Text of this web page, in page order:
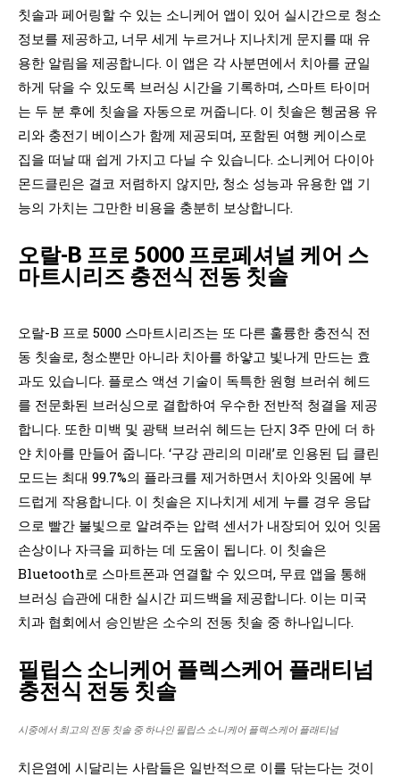
칫솔과 페어링할 수 있는 소니케어 앱이 있어 실시간으로 청소
정보를 제공하고, 너무 세게 누르거나 지나치게 문지를 때 유
용한 알림을 제공합니다. 이 앱은 각 사분면에서 치아를 균일
하게 닦을 수 있도록 브러싱 시간을 기록하며, 스마트 타이머
는 두 분 후에 칫솔을 자동으로 꺼줍니다. 이 칫솔은 헹굼용 유
리와 충전기 베이스가 함께 제공되며, 포함된 여행 케이스로
집을 떠날 때 쉽게 가지고 다닐 수 있습니다. 소니케어 다이아
몬드클린은 결코 저렴하지 않지만, 청소 성능과 유용한 앱 기
능의 가치는 그만한 비용을 충분히 보상합니다.
오랄-B 프로 5000 프로페셔널 케어 스
마트시리즈 충전식 전동 칫솔
오랄-B 프로 5000 스마트시리즈는 또 다른 훌륭한 충전식 전
동 칫솔로, 청소뿐만 아니라 치아를 하얗고 빛나게 만드는 효
과도 있습니다. 플로스 액션 기술이 독특한 원형 브러쉬 헤드
를 전문화된 브러싱으로 결합하여 우수한 전반적 청결을 제공
합니다. 또한 미백 및 광택 브러쉬 헤드는 단지 3주 만에 더 하
얀 치아를 만들어 줍니다. ‘구강 관리의 미래’로 인용된 딥 클린
모드는 최대 99.7%의 플라크를 제거하면서 치아와 잇몸에 부
드럽게 작용합니다. 이 칫솔은 지나치게 세게 누를 경우 응답
으로 빨간 불빛으로 알려주는 압력 센서가 내장되어 있어 잇몸
손상이나 자극을 피하는 데 도움이 됩니다. 이 칫솔은
Bluetooth로 스마트폰과 연결할 수 있으며, 무료 앱을 통해
브러싱 습관에 대한 실시간 피드백을 제공합니다. 이는 미국
치과 협회에서 승인받은 소수의 전동 칫솔 중 하나입니다.
필립스 소니케어 플렉스케어 플래티넘
충전식 전동 칫솔
시중에서 최고의 전동 칫솔 중 하나인 필립스 소니케어 플렉스케어 플래티넘
치은염에 시달리는 사람들은 일반적으로 이를 닦는다는 것이